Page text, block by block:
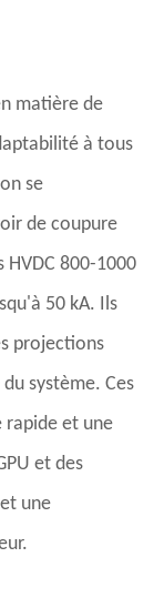
matière de
à tous
se
de coupure
800-1000
50 kA. Ils
projections
système. Ces
rapide et une
et des
une